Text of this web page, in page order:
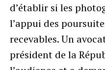
d’établir si les
l’appui des
recevables. Un
président de la